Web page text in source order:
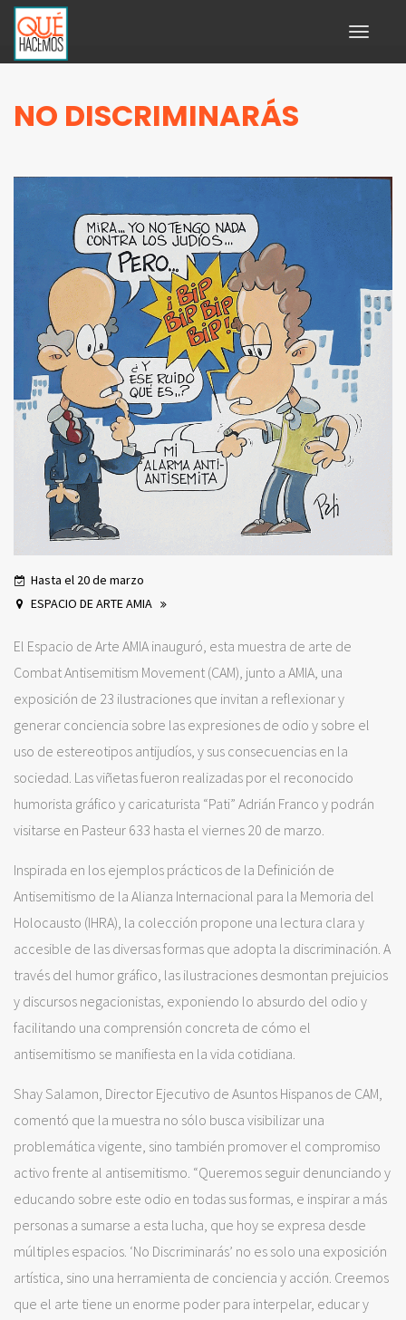
Toggle
NO DISCRIMINARÁS
Hasta el 20 de marzo
ESPACIO DE ARTE AMIA
El Espacio de Arte AMIA inauguró, esta muestra de arte de
Combat Antisemitism Movement (CAM), junto a AMIA, una
exposición de 23 ilustraciones que invitan a reflexionar y
generar conciencia sobre las expresiones de odio y sobre el
uso de estereotipos antijudíos, y sus consecuencias en la
sociedad. Las viñetas fueron realizadas por el reconocido
humorista gráfico y caricaturista “Pati” Adrián Franco y podrán
visitarse en Pasteur 633 hasta el viernes 20 de marzo.
Inspirada en los ejemplos prácticos de la Definición de
Antisemitismo de la Alianza Internacional para la Memoria del
Holocausto (IHRA), la colección propone una lectura clara y
accesible de las diversas formas que adopta la discriminación. A
través del humor gráfico, las ilustraciones desmontan prejuicios
y discursos negacionistas, exponiendo lo absurdo del odio y
facilitando una comprensión concreta de cómo el
antisemitismo se manifiesta en la vida cotidiana.
Shay Salamon, Director Ejecutivo de Asuntos Hispanos de CAM,
comentó que la muestra no sólo busca visibilizar una
problemática vigente, sino también promover el compromiso
activo frente al antisemitismo. “Queremos seguir denunciando y
educando sobre este odio en todas sus formas, e inspirar a más
personas a sumarse a esta lucha, que hoy se expresa desde
múltiples espacios. ‘No Discriminarás’ no es solo una exposición
artística, sino una herramienta de conciencia y acción. Creemos
que el arte tiene un enorme poder para interpelar, educar y